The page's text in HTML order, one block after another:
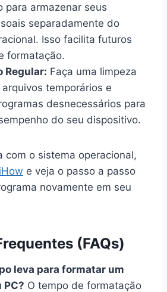
para armazenar seus
separadamente do
Isso facilita futuros
formatação.
Regular: Faça uma limpeza
temporários e
desnecessários para
do seu dispositivo.
com o sistema operacional,
e veja o passo a passo
novamente em seu
(FAQs)
leva para formatar um
PC? O tempo de formatação